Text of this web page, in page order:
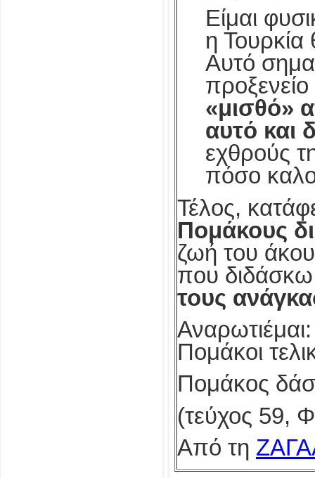
Είμαι
η Τουρκία
Αυτό
«μισθό»
αυτό και
εχθρούς
πόσο
Τέλος,
Πομάκους
ζωή του
που διδάσκω
τους
Πομάκοι
Πομάκος
(τεύχος 59,
Από τη